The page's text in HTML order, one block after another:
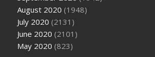
August 2020 (1948)
July 2020 (2131)
June 2020 (2101)
May 2020 (823)